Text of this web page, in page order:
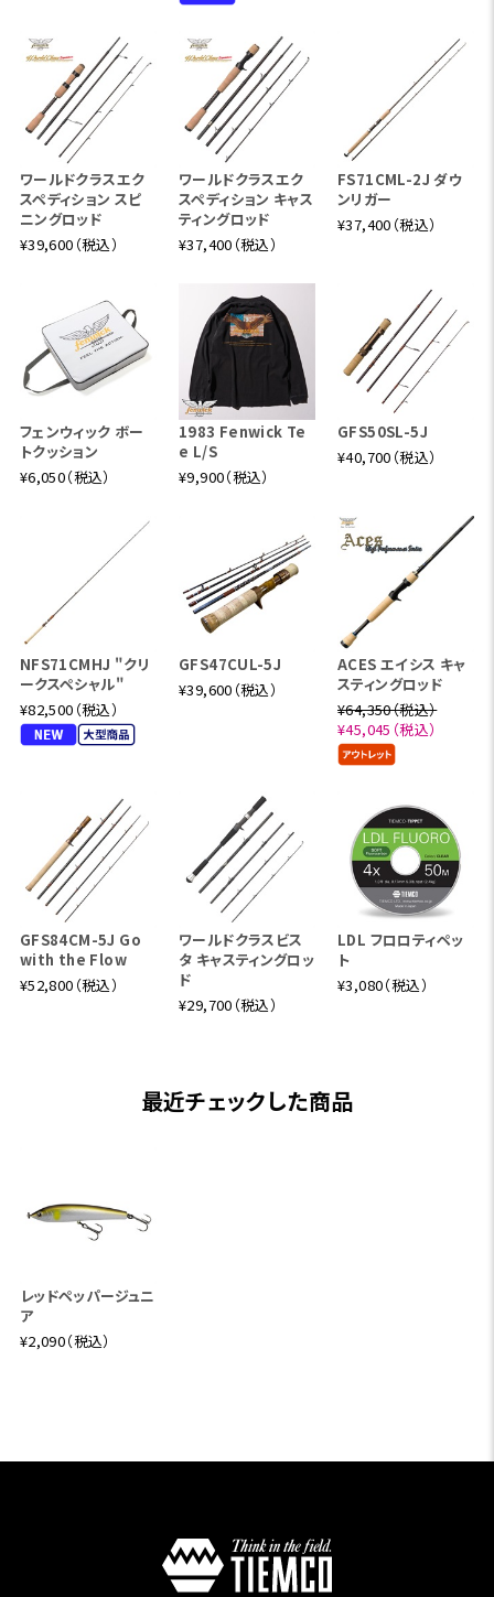
ワールドクラスエク
スペディション スピ
ニングロッド
¥39,600（税込）
ワールドクラスエク
スペディション キャス
ティングロッド
¥37,400（税込）
FS71CML-2J ダウ
ンリガー
¥37,400（税込）
フェンウィック ボー
トクッション
¥6,050（税込）
1983 Fenwick Te
e L/S
¥9,900（税込）
GFS50SL-5J
¥40,700（税込）
NFS71CMHJ "クリ
ークスペシャル"
¥82,500（税込）
GFS47CUL-5J
¥39,600（税込）
ACES エイシス キャ
スティングロッド
¥64,350（税込）
¥45,045（税込）
GFS84CM-5J Go
with the Flow
¥52,800（税込）
ワールドクラスビス
タ キャスティングロッ
ド
¥29,700（税込）
LDL フロロティペッ
ト
¥3,080（税込）
最近チェックした商品
レッドペッパージュニ
ア
¥2,090（税込）